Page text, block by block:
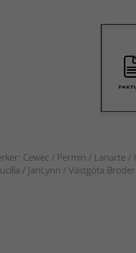
Cewec / Permin / Lanarte
/ JanLynn / Västgöta